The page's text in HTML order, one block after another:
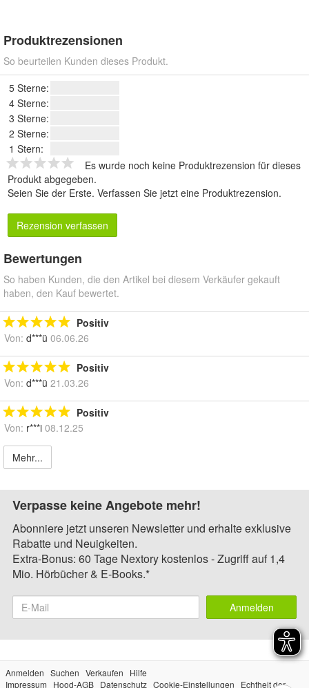
Produktrezensionen
So beurteilen Kunden dieses Produkt.
5 Sterne:
4 Sterne:
3 Sterne:
2 Sterne:
1 Stern:
Es wurde noch keine Produktrezension für dieses
Produkt abgegeben.
Seien Sie der Erste. Verfassen Sie jetzt eine Produktrezension.
Rezension verfassen
Bewertungen
So haben Kunden, die den Artikel bei diesem Verkäufer gekauft
haben, den Kauf bewertet.
Positiv
Von: d***ü 06.06.26
Positiv
Von: d***ü 21.03.26
Positiv
Von: r***i 08.12.25
Mehr...
Verpasse keine Angebote mehr!
Abonniere jetzt unseren Newsletter und erhalte exklusive
Rabatte und Neuigkeiten.
Extra-Bonus: 60 Tage Nextory kostenlos - Zugriff auf 1,4
Mio. Hörbücher & E-Books.*
Anmelden
Anmelden Suchen Verkaufen
Hilfe
Impressum
Hood-AGB Datenschutz Cookie-Einstellungen Echtheit der